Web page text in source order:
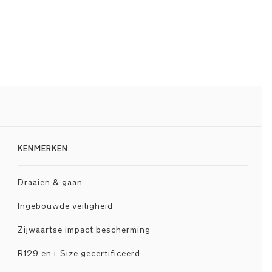
KENMERKEN
Draaien & gaan
Ingebouwde veiligheid
Zijwaartse impact bescherming
R129 en i-Size gecertificeerd